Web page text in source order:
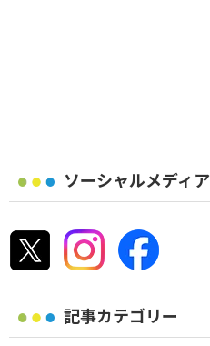
ソーシャルメディア
記事カテゴリー